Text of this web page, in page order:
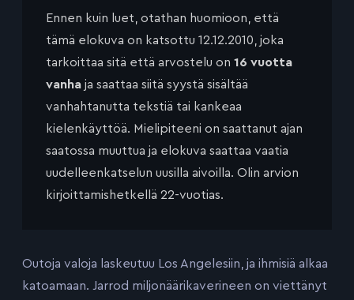
Ennen kuin luet, otathan huomioon, että
tämä elokuva on katsottu 12.12.2010, joka
tarkoittaa sitä että arvostelu on 16 vuotta
vanha ja saattaa siitä syystä sisältää
vanhahtanutta tekstiä tai kankeaa
kielenkäyttöä. Mielipiteeni on saattanut ajan
saatossa muuttua ja elokuva saattaa vaatia
uudelleenkatselun uusilla aivoilla. Olin arvion
kirjoittamishetkellä 22-vuotias.
Outoja valoja laskeutuu Los Angelesiin, ja ihmisiä alkaa
katoamaan. Jarrod miljonäärikaverineen on viettänyt